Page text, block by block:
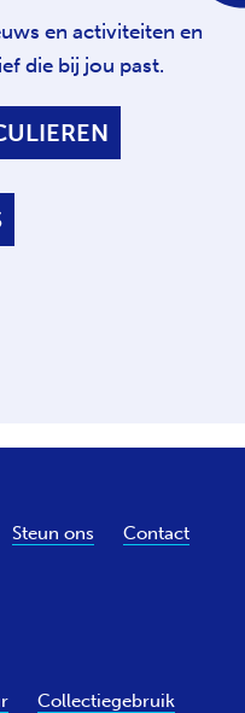
en activiteiten en
die bij jou past.
Steun ons Contact
Collectiegebruik